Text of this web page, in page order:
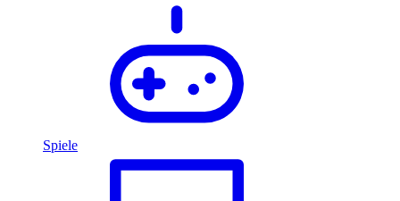
Spiele